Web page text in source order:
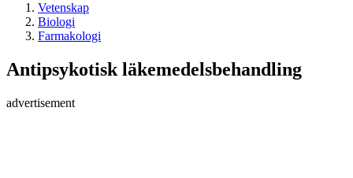
Vetenskap
Biologi
Farmakologi
Antipsykotisk läkemedelsbehandling
advertisement